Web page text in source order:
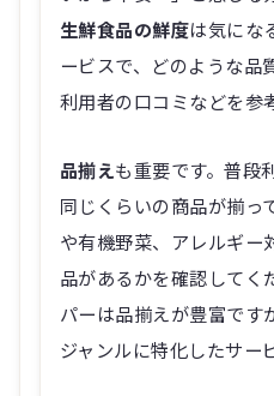
生鮮食品の鮮度は気にな
ービスで、どのような品
利用者の口コミなどを参
品揃えも重要です。普段
同じくらいの商品が揃っ
や有機野菜、アレルギー
品があるかを確認してく
パーは品揃えが豊富です
ジャンルに特化したサー